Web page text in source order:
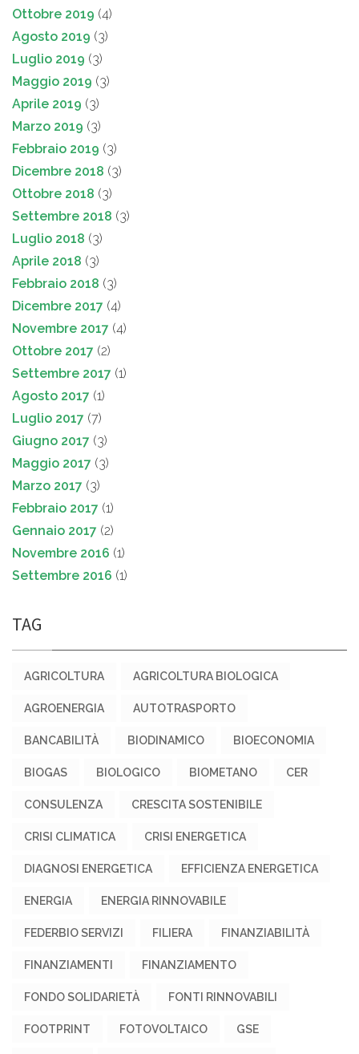
Ottobre 2019 (4)
Agosto 2019 (3)
Luglio 2019 (3)
Maggio 2019 (3)
Aprile 2019 (3)
Marzo 2019 (3)
Febbraio 2019 (3)
Dicembre 2018 (3)
Ottobre 2018 (3)
Settembre 2018 (3)
Luglio 2018 (3)
Aprile 2018 (3)
Febbraio 2018 (3)
Dicembre 2017 (4)
Novembre 2017 (4)
Ottobre 2017 (2)
Settembre 2017 (1)
Agosto 2017 (1)
Luglio 2017 (7)
Giugno 2017 (3)
Maggio 2017 (3)
Marzo 2017 (3)
Febbraio 2017 (1)
Gennaio 2017 (2)
Novembre 2016 (1)
Settembre 2016 (1)
TAG
AGRICOLTURA AGRICOLTURA BIOLOGICA
AGROENERGIA AUTOTRASPORTO
BANCABILITÀ BIODINAMICO BIOECONOMIA
BIOGAS BIOLOGICO BIOMETANO CER
CONSULENZA CRESCITA SOSTENIBILE
CRISI CLIMATICA CRISI ENERGETICA
DIAGNOSI ENERGETICA EFFICIENZA ENERGETICA
ENERGIA ENERGIA RINNOVABILE
FEDERBIO SERVIZI FILIERA FINANZIABILITÀ
FINANZIAMENTI FINANZIAMENTO
FONDO SOLIDARIETÀ FONTI RINNOVABILI
FOOTPRINT FOTOVOLTAICO GSE